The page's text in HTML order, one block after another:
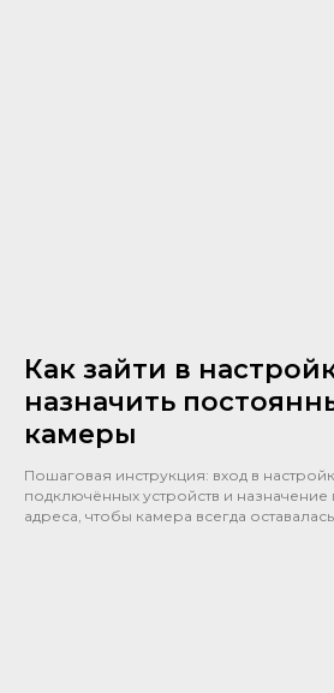
Как зайти в
назначить
камеры
Пошаговая инструкция: вход в
подключённых устройств и
адреса, чтобы камера всегда оставалась